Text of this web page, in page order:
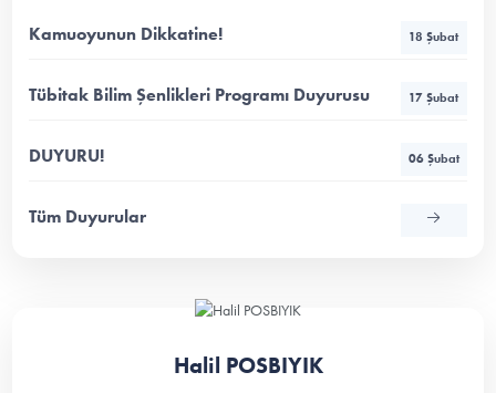
Kamuoyunun Dikkatine! 18 Şubat
Tübitak Bilim Şenlikleri Programı Duyurusu 17 Şubat
DUYURU! 06 Şubat
Tüm Duyurular
Halil POSBIYIK